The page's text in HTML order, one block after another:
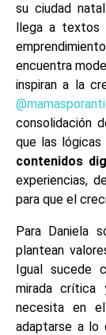
su ciudad
llega a textos
encuentra
inspiran a la
consolidación
que las lógicas
contenidos
experiencias,
para que el
Para Daniela
plantean
Igual sucede
mirada crítica
necesita en
adaptarse a lo